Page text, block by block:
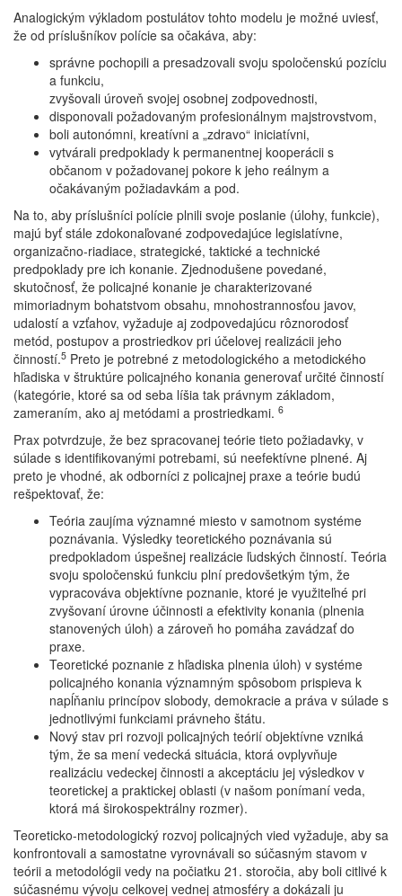
Analogickým výkladom postulátov tohto modelu je možné uviesť,
že od príslušníkov polície sa očakáva, aby:
správne pochopili a presadzovali svoju spoločenskú pozíciu
a funkciu,
zvyšovali úroveň svojej osobnej zodpovednosti,
disponovali požadovaným profesionálnym majstrovstvom,
boli autonómni, kreatívni a „zdravo“ iniciatívni,
vytvárali predpoklady k permanentnej kooperácii s
občanom v požadovanej pokore k jeho reálnym a
očakávaným požiadavkám a pod.
Na to, aby príslušníci polície plnili svoje poslanie (úlohy, funkcie),
majú byť stále zdokonaľované zodpovedajúce legislatívne,
organizačno-riadiace, strategické, taktické a technické
predpoklady pre ich konanie. Zjednodušene povedané,
skutočnosť, že policajné konanie je charakterizované
mimoriadnym bohatstvom obsahu, mnohostrannosťou javov,
udalostí a vzťahov, vyžaduje aj zodpovedajúcu rôznorodosť
metód, postupov a prostriedkov pri účelovej realizácii jeho
činností.5 Preto je potrebné z metodologického a metodického
hľadiska v štruktúre policajného konania generovať určité činností
(kategórie, ktoré sa od seba líšia tak právnym základom,
zameraním, ako aj metódami a prostriedkami. 6
Prax potvrdzuje, že bez spracovanej teórie tieto požiadavky, v
súlade s identifikovanými potrebami, sú neefektívne plnené. Aj
preto je vhodné, ak odborníci z policajnej praxe a teórie budú
rešpektovať, že:
Teória zaujíma významné miesto v samotnom systéme
poznávania. Výsledky teoretického poznávania sú
predpokladom úspešnej realizácie ľudských činností. Teória
svoju spoločenskú funkciu plní predovšetkým tým, že
vypracováva objektívne poznanie, ktoré je využiteľné pri
zvyšovaní úrovne účinnosti a efektivity konania (plnenia
stanovených úloh) a zároveň ho pomáha zavádzať do
praxe.
Teoretické poznanie z hľadiska plnenia úloh) v systéme
policajného konania významným spôsobom prispieva k
napĺňaniu princípov slobody, demokracie a práva v súlade s
jednotlivými funkciami právneho štátu.
Nový stav pri rozvoji policajných teórií objektívne vzniká
tým, že sa mení vedecká situácia, ktorá ovplyvňuje
realizáciu vedeckej činnosti a akceptáciu jej výsledkov v
teoretickej a praktickej oblasti (v našom ponímaní veda,
ktorá má širokospektrálny rozmer).
Teoreticko-metodologický rozvoj policajných vied vyžaduje, aby sa
konfrontovali a samostatne vyrovnávali so súčasným stavom v
teórii a metodológii vedy na počiatku 21. storočia, aby boli citlivé k
súčasnému vývoju celkovej vednej atmosféry a dokázali ju